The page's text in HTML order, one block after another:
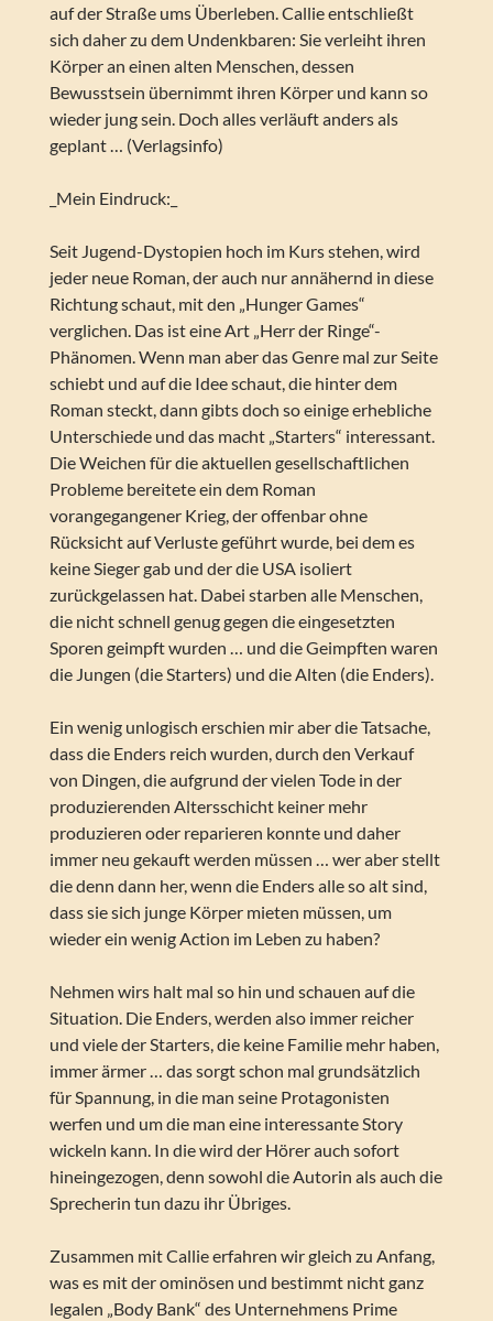
auf der Straße ums Überleben. Callie entschließt
sich daher zu dem Undenkbaren: Sie verleiht ihren
Körper an einen alten Menschen, dessen
Bewusstsein übernimmt ihren Körper und kann so
wieder jung sein. Doch alles verläuft anders als
geplant … (Verlagsinfo)
_Mein Eindruck:_
Seit Jugend-Dystopien hoch im Kurs stehen, wird
jeder neue Roman, der auch nur annähernd in diese
Richtung schaut, mit den „Hunger Games“
verglichen. Das ist eine Art „Herr der Ringe“-
Phänomen. Wenn man aber das Genre mal zur Seite
schiebt und auf die Idee schaut, die hinter dem
Roman steckt, dann gibts doch so einige erhebliche
Unterschiede und das macht „Starters“ interessant.
Die Weichen für die aktuellen gesellschaftlichen
Probleme bereitete ein dem Roman
vorangegangener Krieg, der offenbar ohne
Rücksicht auf Verluste geführt wurde, bei dem es
keine Sieger gab und der die USA isoliert
zurückgelassen hat. Dabei starben alle Menschen,
die nicht schnell genug gegen die eingesetzten
Sporen geimpft wurden … und die Geimpften waren
die Jungen (die Starters) und die Alten (die Enders).
Ein wenig unlogisch erschien mir aber die Tatsache,
dass die Enders reich wurden, durch den Verkauf
von Dingen, die aufgrund der vielen Tode in der
produzierenden Altersschicht keiner mehr
produzieren oder reparieren konnte und daher
immer neu gekauft werden müssen … wer aber stellt
die denn dann her, wenn die Enders alle so alt sind,
dass sie sich junge Körper mieten müssen, um
wieder ein wenig Action im Leben zu haben?
Nehmen wirs halt mal so hin und schauen auf die
Situation. Die Enders, werden also immer reicher
und viele der Starters, die keine Familie mehr haben,
immer ärmer … das sorgt schon mal grundsätzlich
für Spannung, in die man seine Protagonisten
werfen und um die man eine interessante Story
wickeln kann. In die wird der Hörer auch sofort
hineingezogen, denn sowohl die Autorin als auch die
Sprecherin tun dazu ihr Übriges.
Zusammen mit Callie erfahren wir gleich zu Anfang,
was es mit der ominösen und bestimmt nicht ganz
legalen „Body Bank“ des Unternehmens Prime